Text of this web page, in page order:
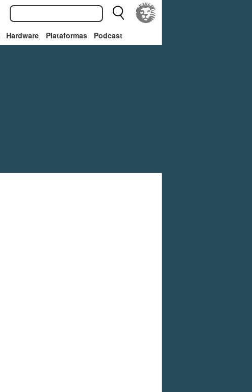
Hardware Plataformas Podcast